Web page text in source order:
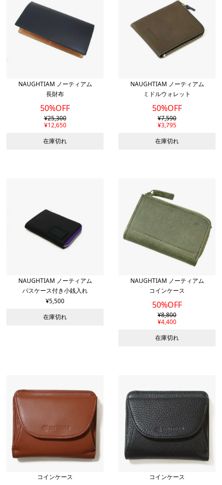
NAUGHTIAM ノーティアム
長財布
50%OFF
¥25,300
¥12,650
在庫切れ
NAUGHTIAM ノーティアム
ミドルウォレット
50%OFF
¥7,590
¥3,795
在庫切れ
NAUGHTIAM ノーティアム
パスケース付き小銭入れ
¥5,500
在庫切れ
NAUGHTIAM ノーティアム
コインケース
50%OFF
¥8,800
¥4,400
在庫切れ
コインケース コインケース